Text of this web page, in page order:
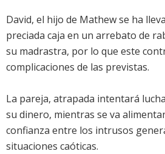
David, el hijo de Mathew se ha
preciada caja en un arrebato de
su madrastra, por lo que este
complicaciones de las previstas.
La pareja, atrapada intentará
su dinero, mientras se va
confianza entre los intrusos
situaciones caóticas.